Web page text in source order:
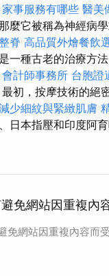
家事服務有哪些 醫美
麼它被稱為神經病
脊 高品質外燴餐飲
一種古老的治療方
會計師事務所 台胞證
最初，按摩技術的絕
少細紋與緊緻肌膚
日本指壓和印度阿
免網站因重複內
免網站因重複內容而